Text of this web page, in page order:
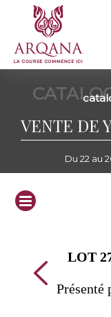
VENTE DE
Du 22 au
LOT
Présenté